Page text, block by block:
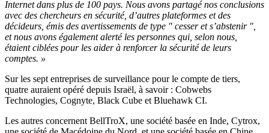
Internet dans plus de 100 pays. Nous avons partagé nos conclusions
avec des chercheurs en sécurité, d’autres plateformes et des
décideurs, émis des avertissements de type " cesser et s’abstenir ",
et nous avons également alerté les personnes qui, selon nous,
étaient ciblées pour les aider à renforcer la sécurité de leurs
comptes. »
Sur les sept entreprises de surveillance pour le compte de tiers,
quatre auraient opéré depuis Israël, à savoir : Cobwebs
Technologies, Cognyte, Black Cube et Bluehawk CI.
Les autres concernent BellTroX, une société basée en Inde, Cytrox,